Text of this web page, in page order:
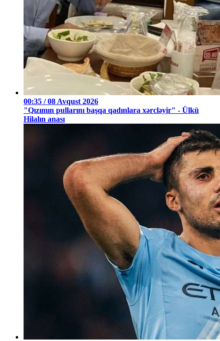
00:35 / 08 Avqust 2026
"Qızımın pullarını başqa qadınlara xərcləyir" - Ülkü
Hilalın anası